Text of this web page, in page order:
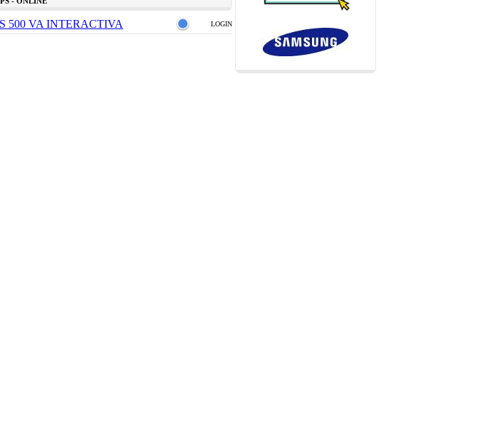
500 VA INTERACTIVA LOGIN